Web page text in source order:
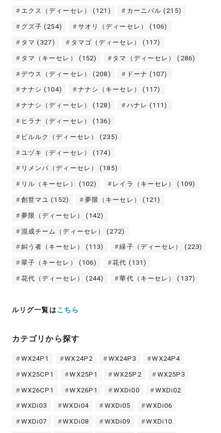
エクス（ディーセレ） (121) カーニバル (215)
グズ子 (254) サオリ（ディーセレ） (106)
タマ (327) タマゴ（ディーセレ） (117)
タマ（キーセレ） (152) タマ（ディーセレ） (286)
デウス（ディーセレ） (208) ドーナ (107)
ナナシ (104) ナナシ（キーセレ） (117)
ナナシ（ディーセレ） (128) ハナレ (111)
ヒラナ（ディーセレ） (136)
ピルルク（ディーセレ） (235)
ユヅキ（ディーセレ） (174)
リメンバ（ディーセレ） (185)
リル（キーセレ） (102) レイラ（キーセレ） (109)
創世マユ (152) 夢限（キーセレ） (121)
夢限（ディーセレ） (142)
混成チーム（ディーセレ） (272)
糾う者（キーセレ） (113) 緑子（ディーセレ） (223)
翠子（キーセレ） (106) 花代 (131)
花代（ディーセレ） (244) 華代（キーセレ） (137)
ルリグ一覧はこちら
カテゴリから探す
WX24P1 WX24P2 WX24P3 WX24P4
WX25CP1 WX25P1 WX25P2 WX25P3
WX26CP1 WX26P1 WXDi00 WXDi02
WXDi03 WXDi04 WXDi05 WXDi06
WXDi07 WXDi08 WXDi09 WXDi10